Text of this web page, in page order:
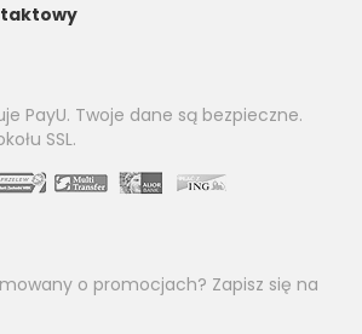
PayU. Twoje dane są bezpieczne.
SSL.
o promocjach? Zapisz się na